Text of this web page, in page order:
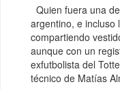
Quien fuera una
argentino, e incluso
compartiendo
aunque con un
exfutbolista del
técnico de Matías